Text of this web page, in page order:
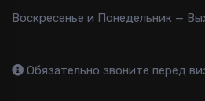
Воскресенье и Понедельник —
Обязательно звоните перед